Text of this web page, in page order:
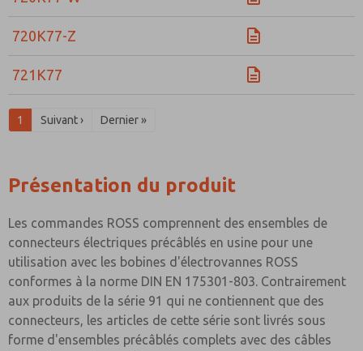
720K77-Z
721K77
1 Suivant › Dernier »
Présentation du produit
Les commandes ROSS comprennent des ensembles de
connecteurs électriques précâblés en usine pour une
utilisation avec les bobines d'électrovannes ROSS
conformes à la norme DIN EN 175301-803. Contrairement
aux produits de la série 91 qui ne contiennent que des
connecteurs, les articles de cette série sont livrés sous
forme d'ensembles précâblés complets avec des câbles